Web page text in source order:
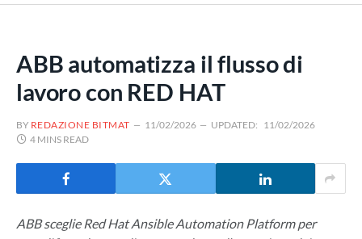
ABB automatizza il flusso di
lavoro con RED HAT
BY REDAZIONE BITMAT 11/02/2026 UPDATED: 11/02/2026
4 MINS READ
ABB sceglie Red Hat Ansible Automation Platform per